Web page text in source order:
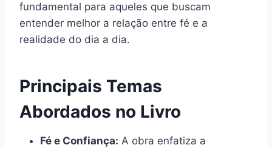
fundamental para aqueles que buscam
entender melhor a relação entre fé e a
realidade do dia a dia.
Principais Temas
Abordados no Livro
Fé e Confiança: A obra enfatiza a